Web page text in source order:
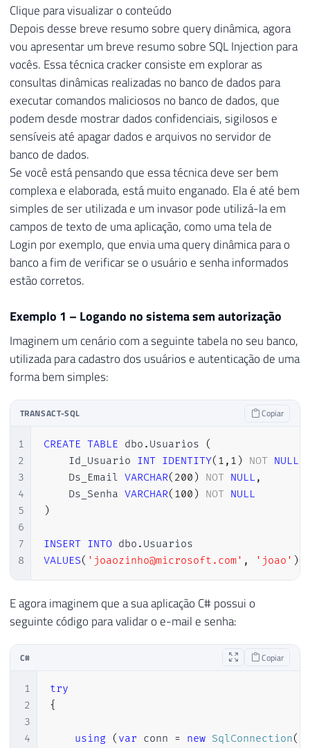
Clique para visualizar o conteúdo
Depois desse breve resumo sobre query dinâmica, agora
vou apresentar um breve resumo sobre SQL Injection para
vocês. Essa técnica cracker consiste em explorar as
consultas dinâmicas realizadas no banco de dados para
executar comandos maliciosos no banco de dados, que
podem desde mostrar dados confidenciais, sigilosos e
sensíveis até apagar dados e arquivos no servidor de
banco de dados.
Se você está pensando que essa técnica deve ser bem
complexa e elaborada, está muito enganado. Ela é até bem
simples de ser utilizada e um invasor pode utilizá-la em
campos de texto de uma aplicação, como uma tela de
Login por exemplo, que envia uma query dinâmica para o
banco a fim de verificar se o usuário e senha informados
estão corretos.
Exemplo 1 – Logando no sistema sem autorização
Imaginem um cenário com a seguinte tabela no seu banco,
utilizada para cadastro dos usuários e autenticação de uma
forma bem simples:
TRANSACT-SQL Copiar
1
2
3
4
5
6
7
8
CREATE TABLE dbo . Usuarios
(
    Id_Usuario
INT IDENTITY( 1 , 1 ) NOT NULL
    Ds_Email
VARCHAR( 200 ) NOT NULL ,
    Ds_Senha
VARCHAR( 100 ) NOT NULL
)
INSERT INTO dbo .
VALUES( 'joaozinho@microsoft.com' , 'joao' )
E agora imaginem que a sua aplicação C# possui o
seguinte código para validar o e-mail e senha:
C# Copiar
1
2
3
4
try
{
using ( var conn = new SqlConnection(